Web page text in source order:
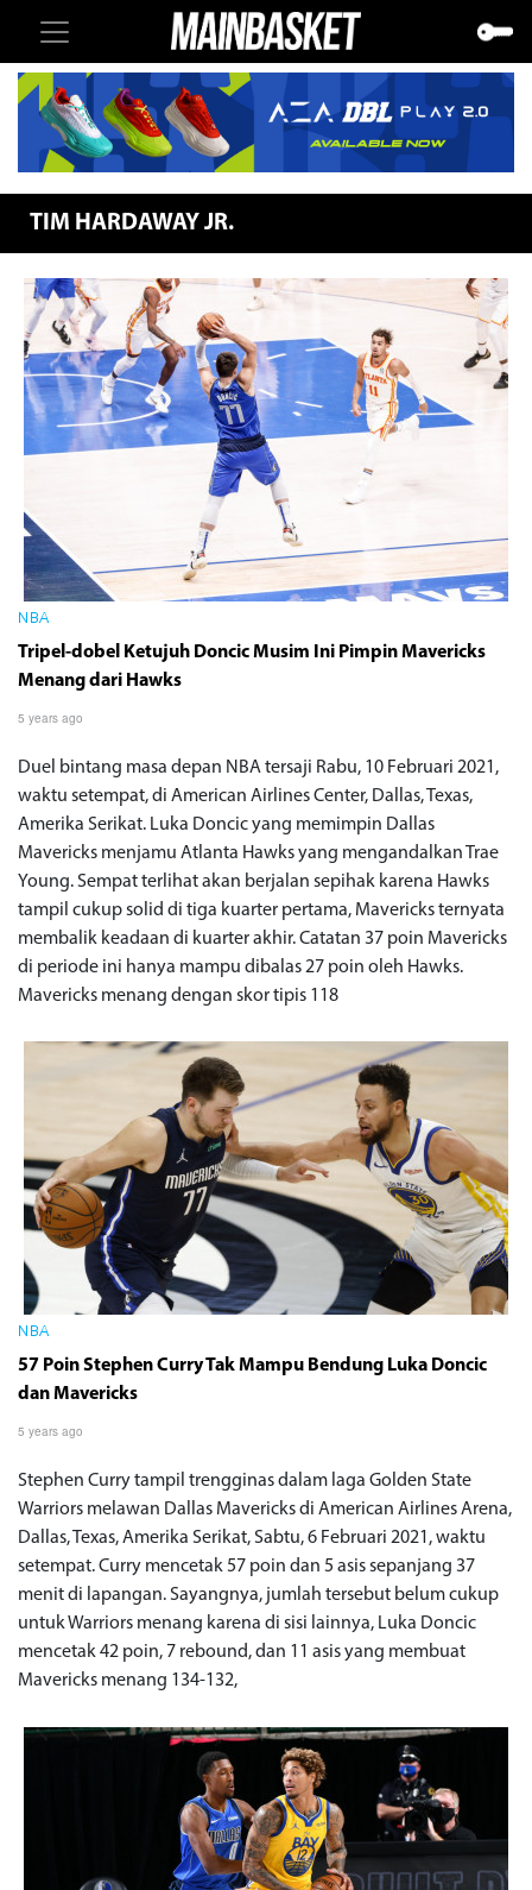
TIM HARDAWAY JR.
NBA
Tripel-dobel Ketujuh Doncic Musim Ini Pimpin Mavericks
Menang dari Hawks
5 years ago
Duel bintang masa depan NBA tersaji Rabu, 10 Februari 2021,
waktu setempat, di American Airlines Center, Dallas, Texas,
Amerika Serikat. Luka Doncic yang memimpin Dallas
Mavericks menjamu Atlanta Hawks yang mengandalkan Trae
Young. Sempat terlihat akan berjalan sepihak karena Hawks
tampil cukup solid di tiga kuarter pertama, Mavericks ternyata
membalik keadaan di kuarter akhir. Catatan 37 poin Mavericks
di periode ini hanya mampu dibalas 27 poin oleh Hawks.
Mavericks menang dengan skor tipis 118
NBA
57 Poin Stephen Curry Tak Mampu Bendung Luka Doncic
dan Mavericks
5 years ago
Stephen Curry tampil trengginas dalam laga Golden State
Warriors melawan Dallas Mavericks di American Airlines Arena,
Dallas, Texas, Amerika Serikat, Sabtu, 6 Februari 2021, waktu
setempat. Curry mencetak 57 poin dan 5 asis sepanjang 37
menit di lapangan. Sayangnya, jumlah tersebut belum cukup
untuk Warriors menang karena di sisi lainnya, Luka Doncic
mencetak 42 poin, 7 rebound, dan 11 asis yang membuat
Mavericks menang 134-132,